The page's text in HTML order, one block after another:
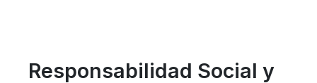
Responsabilidad Social y